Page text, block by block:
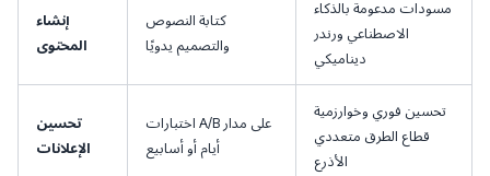
إنشاء
المحتوى
كتابة النصوص
والتصميم يدويًا
مسودات مدعومة بالذكاء
الاصطناعي ورندر
ديناميكي
تحسين
الإعلانات
اختبارات A/B على مدار
أيام أو أسابيع
تحسين فوري وخوارزمية
قطاع الطرق متعددي
الأذرع